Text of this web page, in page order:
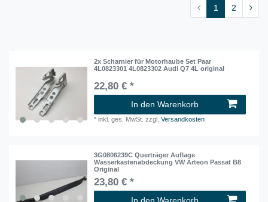
1 2
2x Scharnier für Motorhaube Set Paar
4L0823301 4L0823302 Audi Q7 4L original
22,80 € *
In den Warenkorb
*inkl. ges. MwSt. zzgl.Versandkosten
3G0806239C Querträger Auflage
Wasserkastenabdeckung VW Arteon Passat B8
Original
23,80 € *